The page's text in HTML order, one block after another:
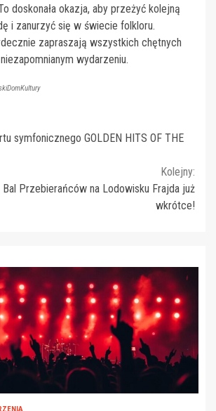
doskonała okazja, aby przeżyć kolejną
i zanurzyć się w świecie folkloru.
zapraszają wszystkich chętnych
wydarzeniu.
symfonicznego GOLDEN HITS OF THE
Kolejny:
Bal Przebierańców na Lodowisku Frajda już
wkrótce!